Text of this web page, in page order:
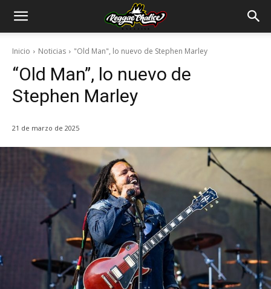
Inicio Noticias "Old Man", lo nuevo de Stephen Marley
“Old Man”, lo nuevo de
Stephen Marley
21 de marzo de 2025